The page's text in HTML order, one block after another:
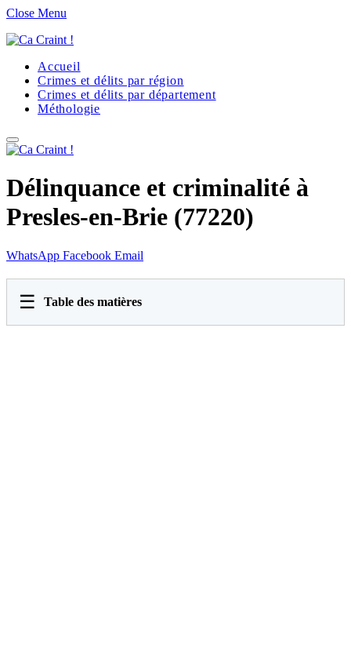
Close Menu
Accueil
Crimes et délits par région
Crimes et délits par département
Méthologie
Délinquance et criminalité à
Presles-en-Brie (77220)
WhatsApp Facebook Email
☰ Table des matières